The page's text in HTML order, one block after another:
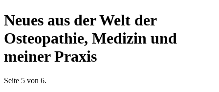
Neues aus der Welt der
Osteopathie, Medizin und
meiner Praxis
Seite 5 von 6.